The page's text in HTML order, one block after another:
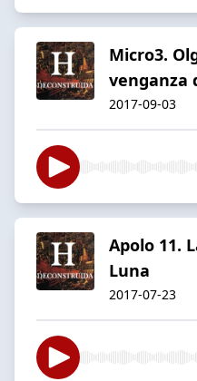
Micro3.
venganza
2017-09-03
Apolo 11.
Luna
2017-07-23